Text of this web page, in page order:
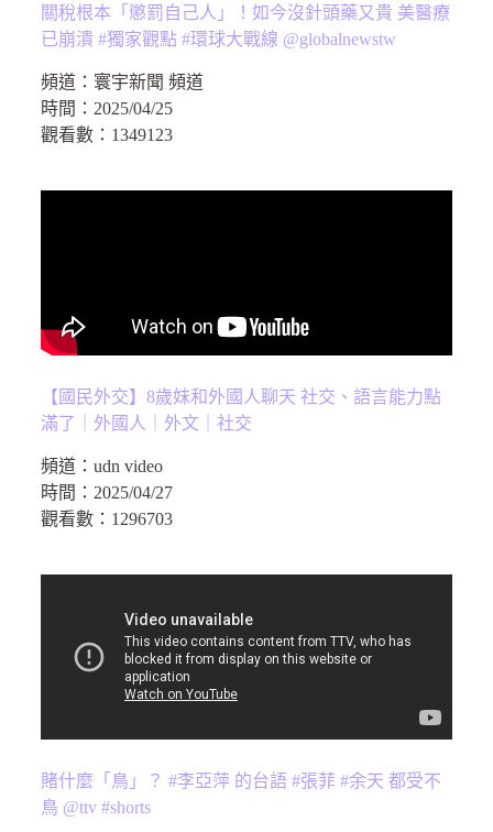
關稅根本「懲罰自己人」！如今沒針頭藥又貴 美醫療
已崩潰 #獨家觀點 #環球大戰線 @globalnewstw
頻道： 寰宇新聞 頻道
時間： 2025/04/25
觀看數： 1349123
【國民外交】8歲妹和外國人聊天 社交、語言能力點
滿了｜外國人｜外文｜社交
頻道： udn video
時間： 2025/04/27
觀看數： 1296703
賭什麼「鳥」？ #李亞萍 的台語 #張菲 #余天 都受不
鳥 @ttv #shorts